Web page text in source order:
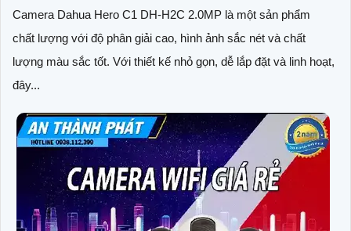
Camera Dahua Hero C1 DH-H2C 2.0MP là một sản phẩm
chất lượng với độ phân giải cao, hình ảnh sắc nét và chất
lượng màu sắc tốt. Với thiết kế nhỏ gọn, dễ lắp đặt và linh hoạt,
đây...